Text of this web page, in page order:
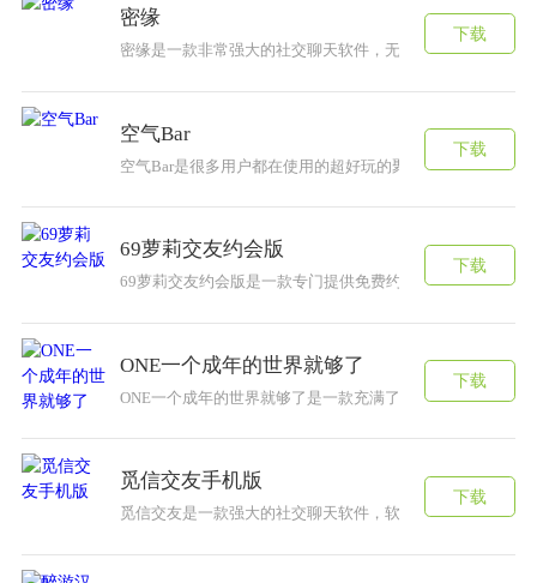
密缘
密缘是一款非常强大的社交聊天软件，无论您是寻找友谊
下载
空气Bar
空气Bar是很多用户都在使用的超好玩的聚会活动神器，这
下载
69萝莉交友约会版
69萝莉交友约会版是一款专门提供免费约会的软件，因为
下载
ONE一个成年的世界就够了
ONE一个成年的世界就够了是一款充满了文艺气息的社交
下载
觅信交友手机版
觅信交友是一款强大的社交聊天软件，软件中拥有海量用
下载